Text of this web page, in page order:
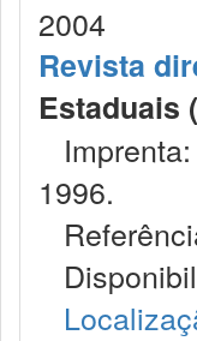
2004
Revista
Estaduais
1996.